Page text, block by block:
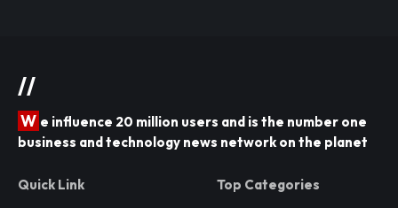
//
W e influence 20 million users and is the number one
business and technology news network on the planet
Quick Link Top Categories